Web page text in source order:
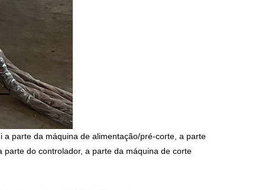
a parte da máquina de alimentação/pré-corte, a parte
do controlador, a parte da máquina de corte